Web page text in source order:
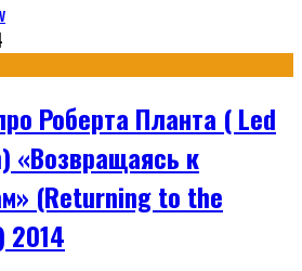
Роберта Планта ( Led
«Возвращаясь к
(Returning to the
2014